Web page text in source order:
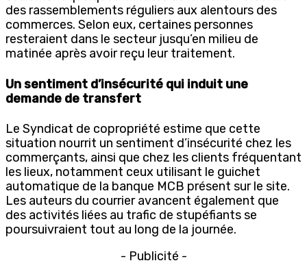
des rassemblements réguliers aux alentours des
commerces. Selon eux, certaines personnes
resteraient dans le secteur jusqu’en milieu de
matinée après avoir reçu leur traitement.
Un sentiment d’insécurité qui induit une
demande de transfert
Le Syndicat de copropriété estime que cette
situation nourrit un sentiment d’insécurité chez les
commerçants, ainsi que chez les clients fréquentant
les lieux, notamment ceux utilisant le guichet
automatique de la banque MCB présent sur le site.
Les auteurs du courrier avancent également que
des activités liées au trafic de stupéfiants se
poursuivraient tout au long de la journée.
- Publicité -